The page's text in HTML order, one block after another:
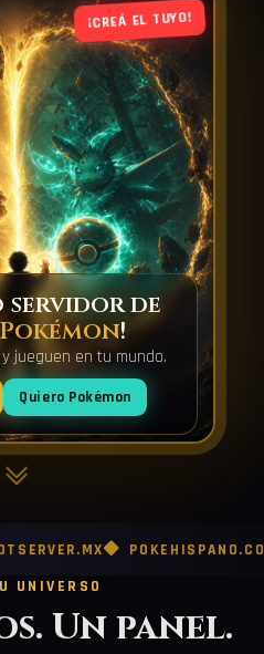
¡CREÁ EL TUYO!
servidor de
Pokémon!
jueguen en tu mundo.
Quiero Pokémon
POKEHISPANO.COM
UNIVERSO
Un panel.